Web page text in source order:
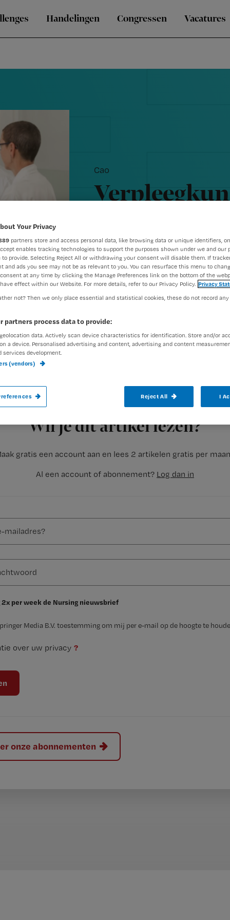
Handelingen Congressen Vacatures
Cao
Auteur:Rhijja Jansen24 januari 2018
Wil je dit artikel lezen?
gratis een account aan en lees 2 artikelen gratis per
Al een account of abonnement? Log dan in
2x per week de Nursing nieuwsbrief
Media B.V. toestemming om mij per e-mail op de hoogte te
over uw privacy ?
onze abonnementen
De meeste baankansen in de zorg zijn
verzorgenden ig.
Dit blijkt uit de hotlist kansrijke beroepen in 2018
die
Your Privacy
partners store and access personal data, like browsing data or unique identifiers,
enables tracking technologies to support the purposes shown under we and our
to provide. Selecting Reject All or withdrawing your consent will disable them. If
and ads you see may not be as relevant to you. You can resurface this menu to
at any time by clicking the Manage Preferences link on the bottom of the
effect within our Website. For more details, refer to our Privacy Policy. Privacy
not? Then we only place essential and statistical cookies, these do not record
partners process data to provide:
data. Actively scan device characteristics for identification. Store and/or
a device. Personalised advertising and content, advertising and content
services development.
(vendors)
Reject All I